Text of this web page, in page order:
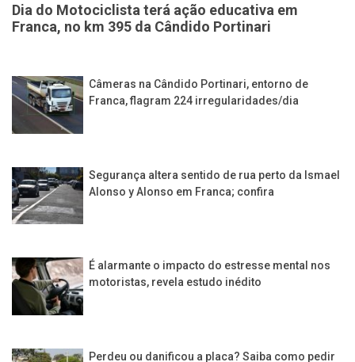
Dia do Motociclista terá ação educativa em
Franca, no km 395 da Cândido Portinari
Câmeras na Cândido Portinari, entorno de
Franca, flagram 224 irregularidades/dia
Segurança altera sentido de rua perto da Ismael
Alonso y Alonso em Franca; confira
É alarmante o impacto do estresse mental nos
motoristas, revela estudo inédito
Perdeu ou danificou a placa? Saiba como pedir